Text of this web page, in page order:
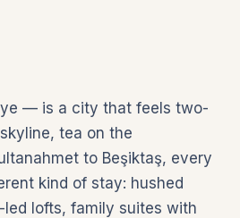
— is a city that feels two-
tea on the
to Beşiktaş, every
kind of stay: hushed
lofts, family suites with